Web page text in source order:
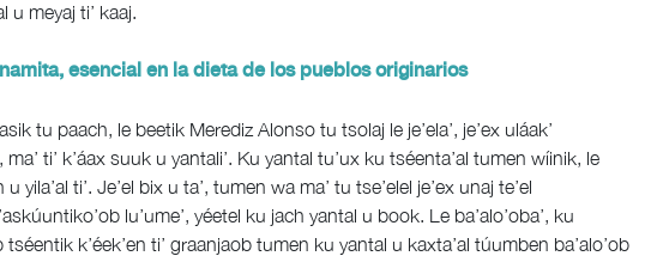
u meyaj ti’ kaaj.
esencial en la dieta de los pueblos originarios
tu paach, le beetik Merediz Alonso tu tsolaj le je’ela’, je’ex uláak’
ma’ ti’ k’áax suuk u yantali’. Ku yantal tu’ux ku tséenta’al tumen wíinik, le
yila’al ti’. Je’el bix u ta’, tumen wa ma’ tu tse’elel je’ex unaj te’el
lu’ume’, yéetel ku jach yantal u book. Le ba’alo’oba’, ku
k’éek’en ti’ graanjaob tumen ku yantal u kaxta’al túumben ba’alo’ob